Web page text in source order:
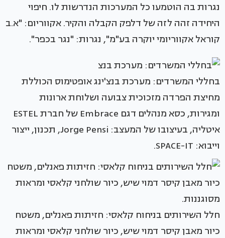
נגרות בה הוטמעו כל המערכות הנדרשות לו. חיפוי
היחידה זהה לזה של דלפק הקבלה והקיר. אקווריום: "א.ב
קוראל אקווריומי יוקרה בע"מ", נגרות: "נגר בכפר".
בחללי המשרדים: מערכת בנצ'ינג אופטימוס הכוללת
מחיצת הפרדה מזכוכית צבועה ושלוחת ארונות
ומגירות, כסא מנהלים דגם Embrace של חברת ESTEL
איטליה, בעיצובו של המעצב: Jorge Pensi, תכנון, ייצור
וייבוא: SPACE-IT.
חלל השירותים בניחוח קלאסי: חזיתות פאנלים, משטח
כיור מאבן קיסר דמוי שיש, כיור שולחני קלאסי ומראות